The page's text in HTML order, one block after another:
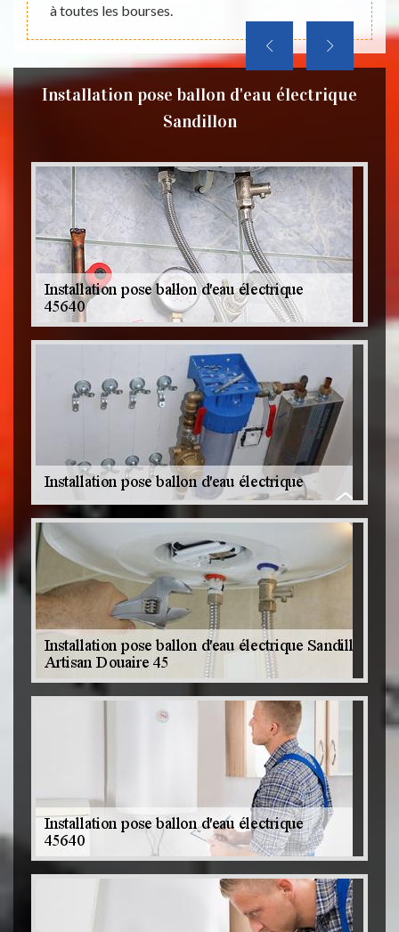
à toutes les bourses.
Installation pose ballon d'eau électrique
Sandillon